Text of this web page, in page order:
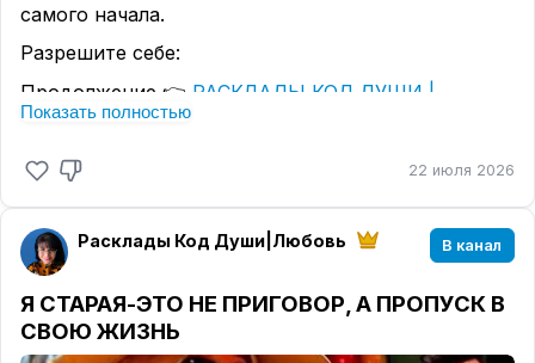
самого начала.
Разрешите себе:
Продолжение 👉 РАСКЛАДЫ КОД ДУШИ |
ЛЮБОВЬ
Показать полностью
22 июля 2026
Расклады Код Души|Любовь В канал
Я СТАРАЯ-ЭТО НЕ ПРИГОВОР, А ПРОПУСК В
СВОЮ ЖИЗНЬ